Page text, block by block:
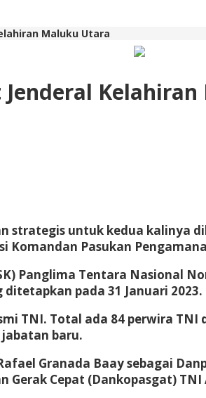
Maluku Utara
untuk kedua kalinya
Pasukan
Panglima Tentara Nasional
pada 31 Januari 2023.
TNI. Total ada 84 perwira
baru.
Granada Baay sebagai
Cepat (Dankopasgat) TNI